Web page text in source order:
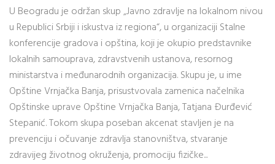
U Beogradu je održan skup „Javno zdravlje na lokalnom nivou
u Republici Srbiji i iskustva iz regiona“, u organizaciji Stalne
konferencije gradova i opština, koji je okupio predstavnike
lokalnih samouprava, zdravstvenih ustanova, resornog
ministarstva i međunarodnih organizacija. Skupu je, u ime
Opštine Vrnjačka Banja, prisustvovala zamenica načelnika
Opštinske uprave Opštine Vrnjačka Banja, Tatjana Đurđević
Stepanić. Tokom skupa poseban akcenat stavljen je na
prevenciju i očuvanje zdravlja stanovništva, stvaranje
zdravijeg životnog okruženja, promociju fizičke...